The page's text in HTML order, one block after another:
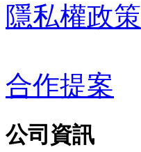
隱私權政策
合作提案
公司資訊